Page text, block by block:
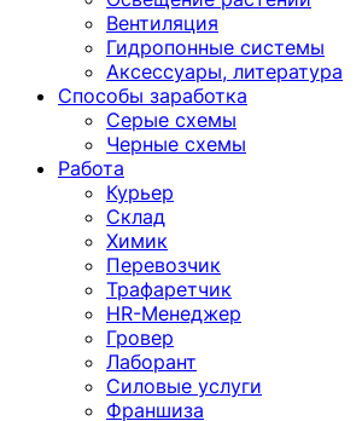
Вентиляция
Гидропонные системы
Аксессуары, литература
Способы заработка
Серые схемы
Черные схемы
Работа
Курьер
Склад
Химик
Перевозчик
Трафаретчик
HR-Менеджер
Гровер
Лаборант
Силовые услуги
Франшиза